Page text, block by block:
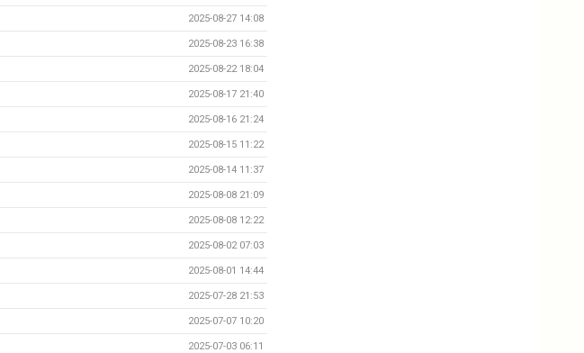
2025-08-27 14:08
2025-08-23 16:38
2025-08-22 18:04
2025-08-17 21:40
2025-08-16 21:24
2025-08-15 11:22
2025-08-14 11:37
2025-08-08 21:09
2025-08-08 12:22
2025-08-02 07:03
2025-08-01 14:44
2025-07-28 21:53
2025-07-07 10:20
2025-07-03 06:11